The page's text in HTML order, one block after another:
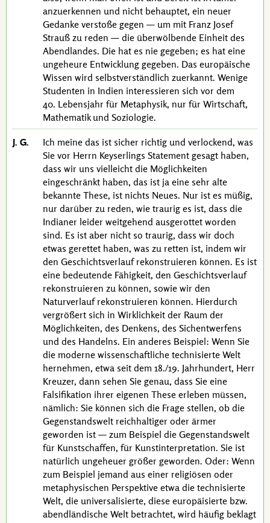
anzuerkennen und nicht behauptet, ein neuer
Gedanke verstoße gegen — um mit Franz Josef
Strauß zu reden — die überwölbende Einheit des
Abendlandes. Die hat es nie gegeben; es hat eine
ungeheure Entwicklung gegeben. Das europäische
Wissen wird selbstverständlich zuerkannt. Wenige
Studenten in Indien interessieren sich vor dem
40. Lebensjahr für Metaphysik, nur für Wirtschaft,
Mathematik und Soziologie.
J. G.
Ich meine das ist sicher richtig und verlockend, was
Sie vor Herrn Keyserlings Statement gesagt haben,
dass wir uns vielleicht die Möglichkeiten
eingeschränkt haben, das ist ja eine sehr alte
bekannte These, ist nichts Neues. Nur ist es müßig,
nur darüber zu reden, wie traurig es ist, dass die
Indianer leider weitgehend ausgerottet worden
sind. Es ist aber nicht so traurig, dass wir doch
etwas gerettet haben, was zu retten ist, indem wir
den Geschichtsverlauf rekonstruieren können. Es ist
eine bedeutende Fähigkeit, den Geschichtsverlauf
rekonstruieren zu können, sowie wir den
Naturverlauf rekonstruieren können. Hierdurch
vergrößert sich in Wirklichkeit der Raum der
Möglichkeiten, des Denkens, des Sichentwerfens
und des Handelns. Ein anderes Beispiel: Wenn Sie
die moderne wissenschaftliche technisierte Welt
hernehmen, etwa seit dem 18./19. Jahrhundert, Herr
Kreuzer, dann sehen Sie genau, dass Sie eine
Falsifikation ihrer eigenen These erleben müssen,
nämlich: Sie können sich die Frage stellen, ob die
Gegenstandswelt reichhaltiger oder ärmer
geworden ist — zum Beispiel die Gegenstandswelt
für Kunstschaffen, für Kunstinterpretation. Sie ist
natürlich ungeheuer größer geworden. Oder: Wenn
zum Beispiel jemand aus einer religiösen oder
metaphysischen Perspektive etwa die technisierte
Welt, die universalisierte, diese europäisierte bzw.
abendländische Welt betrachtet, wird häufig beklagt